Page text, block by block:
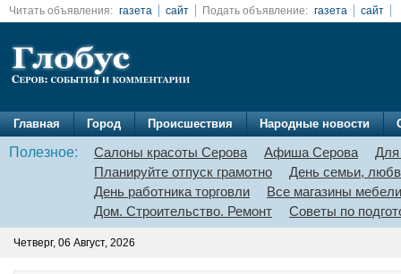
Читать объявления: газета сайт Подать объявление: газета сайт
Главная Город Происшествия Народные новости
Полезное: Салоны красоты Серова Афиша Серова
Для
Планируйте отпуск грамотно
День семьи,
День работника торговли
Все магазины мебели
Дом. Строительство. Ремонт
Советы по
Четверг, 06 Август, 2026